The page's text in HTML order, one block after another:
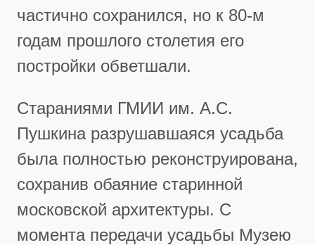
частично сохранился, но к 80-м
годам прошлого столетия его
постройки обветшали.
Стараниями ГМИИ им. А.С.
Пушкина разрушавшаяся усадьба
была полностью реконструирована,
сохранив обаяние старинной
московской архитектуры. С
момента передачи усадьбы Музею